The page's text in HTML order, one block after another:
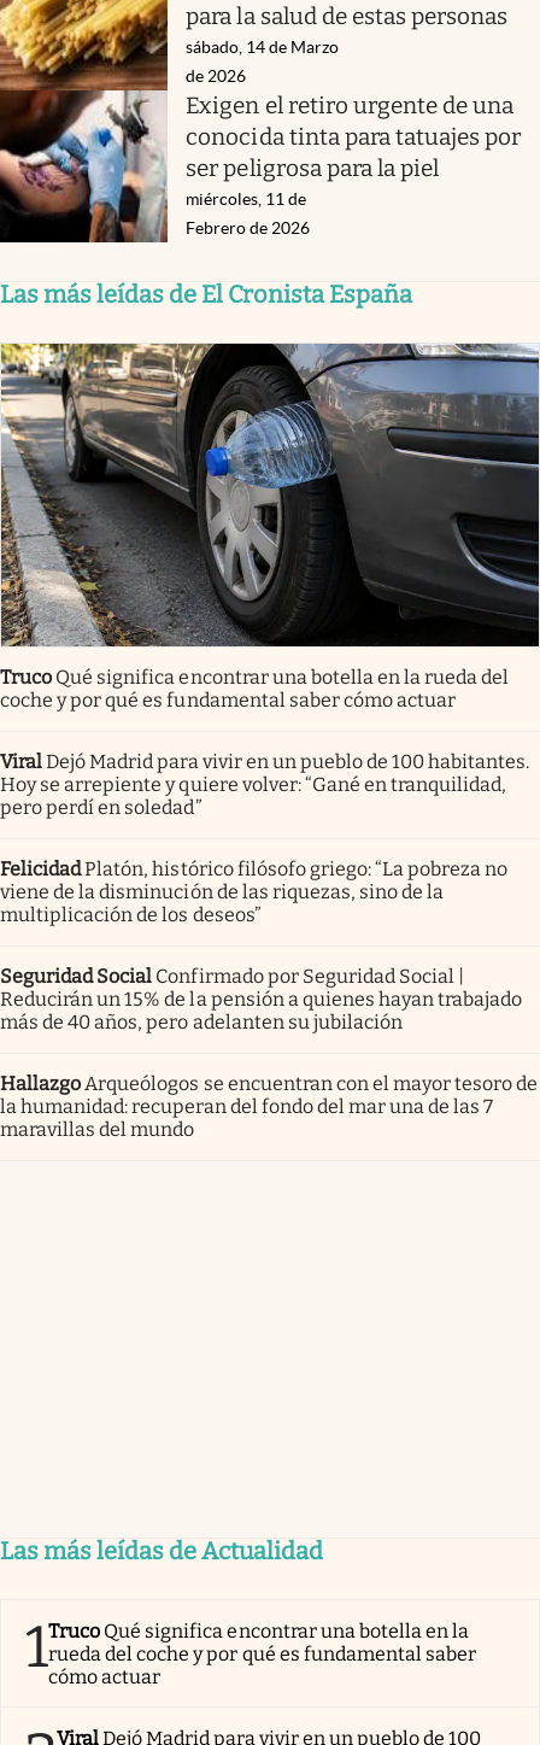
para la salud de estas personas
sábado, 14 de Marzo
de 2026
Exigen el retiro urgente de una
conocida tinta para tatuajes por
ser peligrosa para la piel
miércoles, 11 de
Febrero de 2026
Las más leídas de El Cronista España
Truco Qué significa encontrar una botella en la rueda del
coche y por qué es fundamental saber cómo actuar
ViralDejó Madrid para vivir en un pueblo de 100 habitantes.
Hoy se arrepiente y quiere volver: “Gané en tranquilidad,
pero perdí en soledad”
FelicidadPlatón, histórico filósofo griego: “La pobreza no
viene de la disminución de las riquezas, sino de la
multiplicación de los deseos”
Seguridad Social Confirmado por Seguridad Social |
Reducirán un 15% de la pensión a quienes hayan trabajado
más de 40 años, pero adelanten su jubilación
Hallazgo Arqueólogos se encuentran con el mayor tesoro de
la humanidad: recuperan del fondo del mar una de las 7
maravillas del mundo
Las más leídas de Actualidad
1Truco Qué significa encontrar una botella en la
rueda del coche y por qué es fundamental saber
cómo actuar
ViralDejó Madrid para vivir en un pueblo de 100